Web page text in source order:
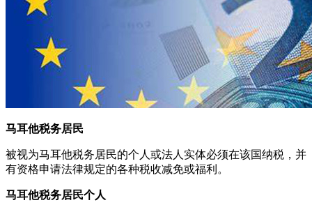
马耳他税务居民
被视为马耳他税务居民的个人或法人实体必须在该国纳税，并
有资格申请法律规定的各种税收减免或福利。
马耳他税务居民个人